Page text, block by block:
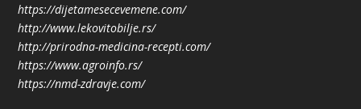
https://dijetamesecevemene.com/
http://www.lekovitobilje.rs/
http://prirodna-medicina-recepti.com/
https://www.agroinfo.rs/
https://nmd-zdravje.com/